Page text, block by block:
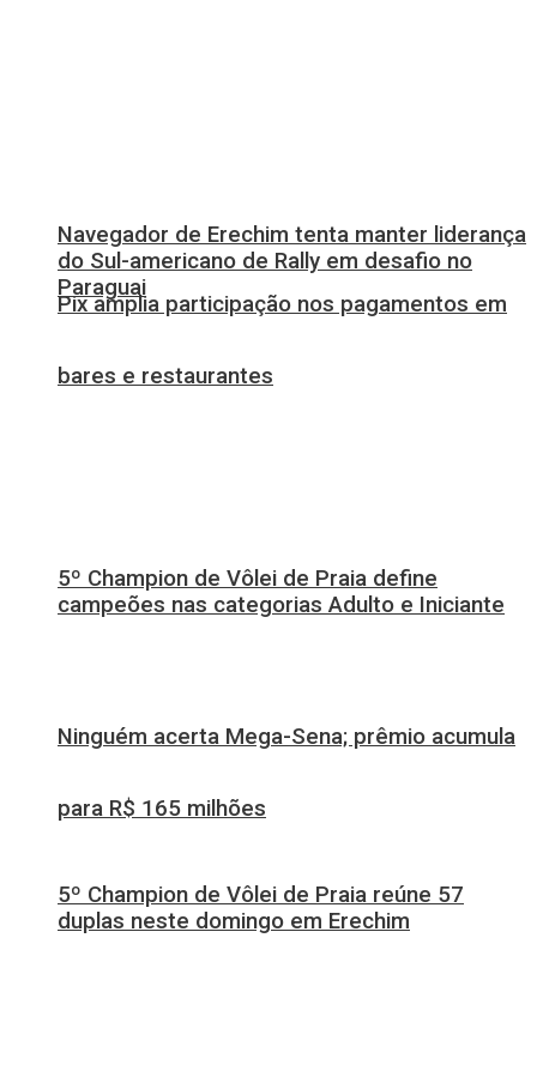
Pix amplia participação nos pagamentos em
bares e restaurantes
Ninguém acerta Mega-Sena; prêmio acumula
para R$ 165 milhões
Navegador de Erechim tenta manter liderança
do Sul-americano de Rally em desafio no
Paraguai
5º Champion de Vôlei de Praia define
campeões nas categorias Adulto e Iniciante
5º Champion de Vôlei de Praia reúne 57
duplas neste domingo em Erechim